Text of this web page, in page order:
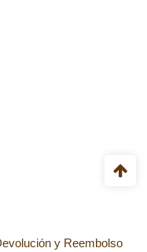
y Reembolso